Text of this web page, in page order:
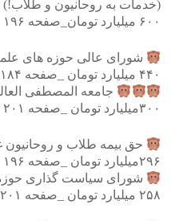
(خدمات به روحانیون و طلاب!)
۶۰۰ میلیارد تومان_صفحه ۱۹۶
شورای عالی حوزه های
۴۴۰ میلیارد تومان _صفحه ۱۸۴
جامعه المصطفی
۳۰۰میلیارد تومان _صفحه ۲۰۱
حق بیمه طلاب و روحانیون
۲۹۶میلیارد تومان _صفحه ۱۹۶
شورای سیاست گذاری
۲۵۸ میلیارد تومان _صفحه ۲۰۱